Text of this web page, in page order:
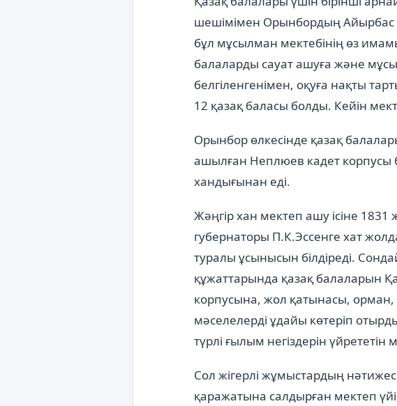
шешімімен Орынбордың Айырбас
бұл мұсылман мектебінің өз
балаларды сауат ашуға және
белгіленгенімен, оқуға нақты
12 қазақ баласы болды. Кейін
Орынбор өлкесінде қазақ
ашылған Неплюев кадет корпусы
хандығынан еді.
Жәңгір хан мектеп ашу ісіне
губернаторы П.К.Эссенге хат
туралы ұсынысын білдіреді.
құжаттарында қазақ балаларын
корпусына, жол қатынасы, орман,
мәселелерді ұдайы көтеріп
түрлі ғылым негіздерін үйрететін
Сол жігерлі жұмыстардың
қаражатына салдырған мектеп